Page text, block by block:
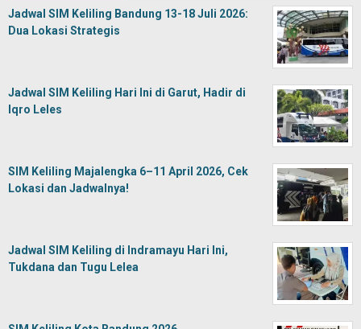
Jadwal SIM Keliling Bandung 13-18 Juli 2026:
Dua Lokasi Strategis
Jadwal SIM Keliling Hari Ini di Garut, Hadir di
Iqro Leles
SIM Keliling Majalengka 6–11 April 2026, Cek
Lokasi dan Jadwalnya!
Jadwal SIM Keliling di Indramayu Hari Ini,
Tukdana dan Tugu Lelea